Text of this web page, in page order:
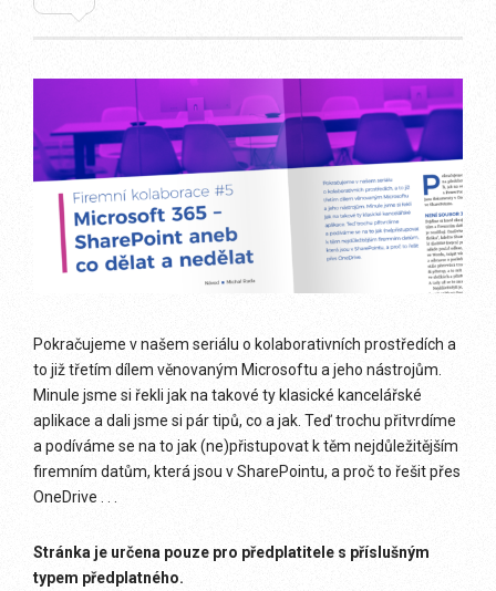
Pokračujeme v našem seriálu o kolaborativních prostředích a
to již třetím dílem věnovaným Microsoftu a jeho nástrojům.
Minule jsme si řekli jak na takové ty klasické kancelářské
aplikace a dali jsme si pár tipů, co a jak. Teď trochu přitvrdíme
a podíváme se na to jak (ne)přistupovat k těm nejdůležitějším
firemním datům, která jsou v SharePointu, a proč to řešit přes
OneDrive . . .
Stránka je určena pouze pro předplatitele s příslušným
typem předplatného.